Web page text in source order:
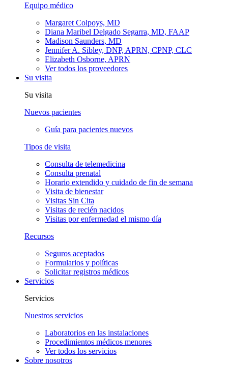
Equipo médico
Margaret Colpoys, MD
Diana Maribel Delgado Segarra, MD, FAAP
Madison Saunders, MD
Jennifer A. Sibley, DNP, APRN, CPNP, CLC
Elizabeth Osborne, APRN
Ver todos los proveedores
Su visita
Su visita
Nuevos pacientes
Guía para pacientes nuevos
Tipos de visita
Consulta de telemedicina
Consulta prenatal
Horario extendido y cuidado de fin de semana
Visita de bienestar
Visitas Sin Cita
Visitas de recién nacidos
Visitas por enfermedad el mismo día
Recursos
Seguros aceptados
Formularios y políticas
Solicitar registros médicos
Servicios
Servicios
Nuestros servicios
Laboratorios en las instalaciones
Procedimientos médicos menores
Ver todos los servicios
Sobre nosotros